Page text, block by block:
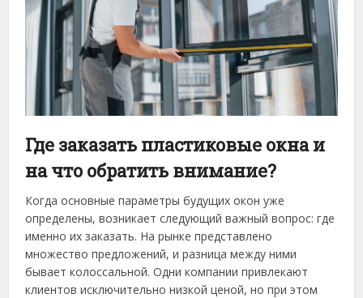
Где заказать пластиковые окна и
на что обратить внимание?
Когда основные параметры будущих окон уже
определены, возникает следующий важный вопрос: где
именно их заказать. На рынке представлено
множество предложений, и разница между ними
бывает колоссальной. Одни компании привлекают
клиентов исключительно низкой ценой, но при этом